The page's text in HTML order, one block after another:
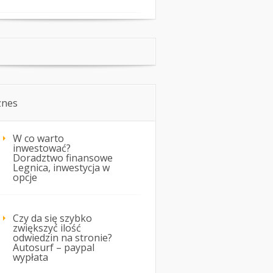
W co warto
inwestować?
Doradztwo finansowe
Legnica, inwestycja w
opcje
Czy da się szybko
zwiększyć ilość
odwiedzin na stronie?
Autosurf – paypal
wypłata